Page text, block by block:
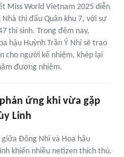
Miss World Vietnam 2025 diễn
thi đấu Quân khu 7, với sự
thí sinh. Trong đêm nay,
hậu Huỳnh Trần Ý Nhi sẽ trao
cho người kế nhiệm, khép lại
đương nhiệm.
ứng khi vừa gặp
Linh
Đông Nhi và Hoa hậu
khiến nhiều netizen thích thú.